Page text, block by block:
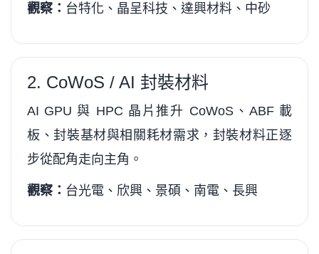
觀察： 台特化、晶呈科技、達興材料、中砂
2. CoWoS / AI 封裝材料
AI GPU 與 HPC 晶片推升 CoWoS、ABF 載
板、封裝基材與相關耗材需求，封裝材料正逐
步從配角走向主角。
觀察： 台光電、欣興、景碩、南電、長興